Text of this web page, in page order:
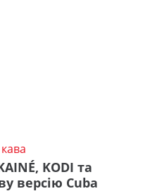
KODI та
версію Cuba